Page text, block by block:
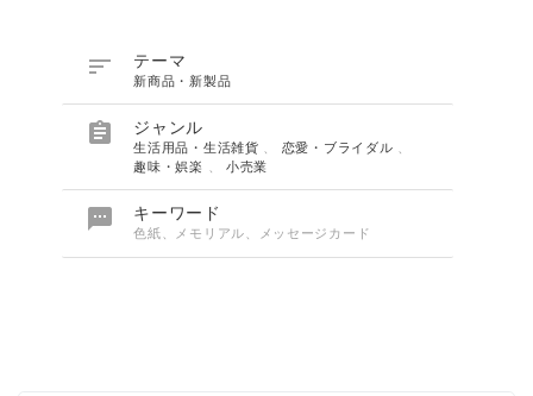
 テーマ
新商品・新製品
 ジャンル
生活用品・生活雑貨 恋愛・ブライダル
趣味・娯楽
小売業
 キーワード
色紙、メモリアル、メッセージカード